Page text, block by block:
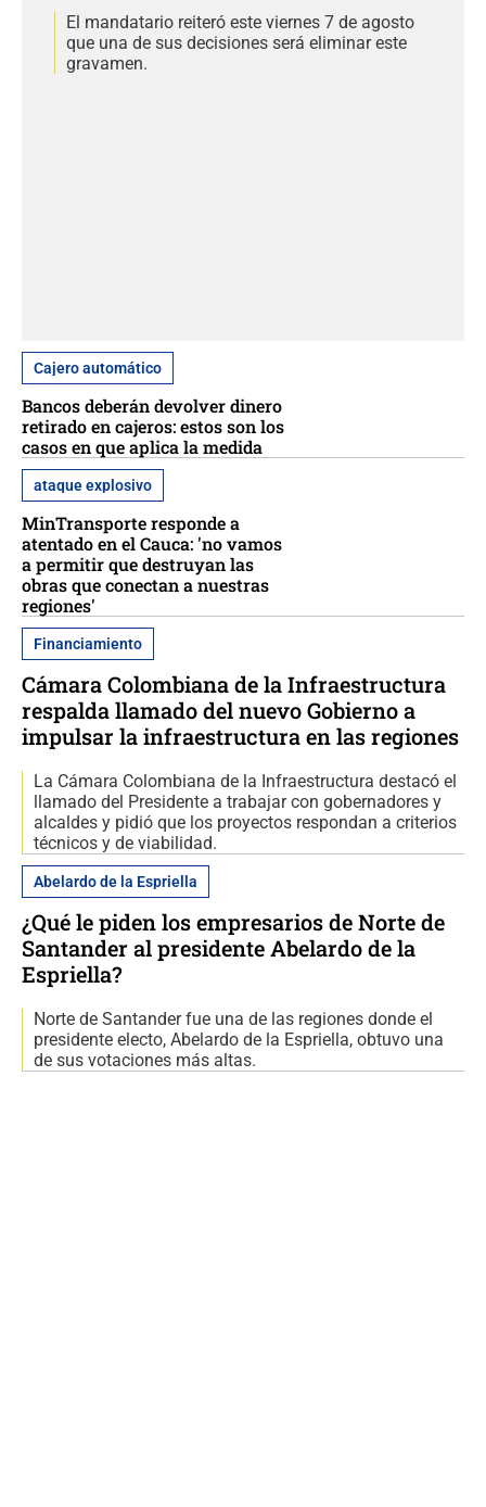
El mandatario reiteró este viernes 7 de agosto
que una de sus decisiones será eliminar este
gravamen.
Cajero automático
Bancos deberán devolver dinero
retirado en cajeros: estos son los
casos en que aplica la medida
ataque explosivo
MinTransporte responde a
atentado en el Cauca: 'no vamos
a permitir que destruyan las
obras que conectan a nuestras
regiones'
Financiamiento
Cámara Colombiana de la Infraestructura
respalda llamado del nuevo Gobierno a
impulsar la infraestructura en las regiones
La Cámara Colombiana de la Infraestructura destacó el
llamado del Presidente a trabajar con gobernadores y
alcaldes y pidió que los proyectos respondan a criterios
técnicos y de viabilidad.
Abelardo de la Espriella
¿Qué le piden los empresarios de Norte de
Santander al presidente Abelardo de la
Espriella?
Norte de Santander fue una de las regiones donde el
presidente electo, Abelardo de la Espriella, obtuvo una
de sus votaciones más altas.